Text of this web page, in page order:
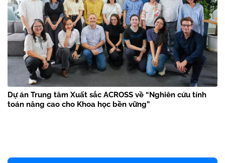
Dự án Trung tâm Xuất sắc ACROSS về “Nghiên cứu tính
toán nâng cao cho Khoa học bền vững”